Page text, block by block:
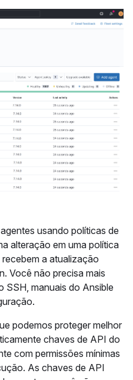
usando políticas de
alteração em uma política
a atualização
Você não precisa mais
SSH, manuais do Ansible
podemos proteger melhor
chaves de API do
com permissões mínimas
As chaves de API